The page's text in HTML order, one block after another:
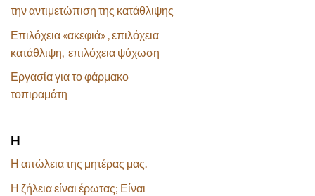
την αντιμετώπιση της κατάθλιψης
Επιλόχεια «ακεφιά» , επιλόχεια
κατάθλιψη, επιλόχεια ψύχωση
Εργασία για το φάρμακο
τοπιραμάτη
Η
Η απώλεια της μητέρας μας.
Η ζήλεια είναι έρωτας; Είναι